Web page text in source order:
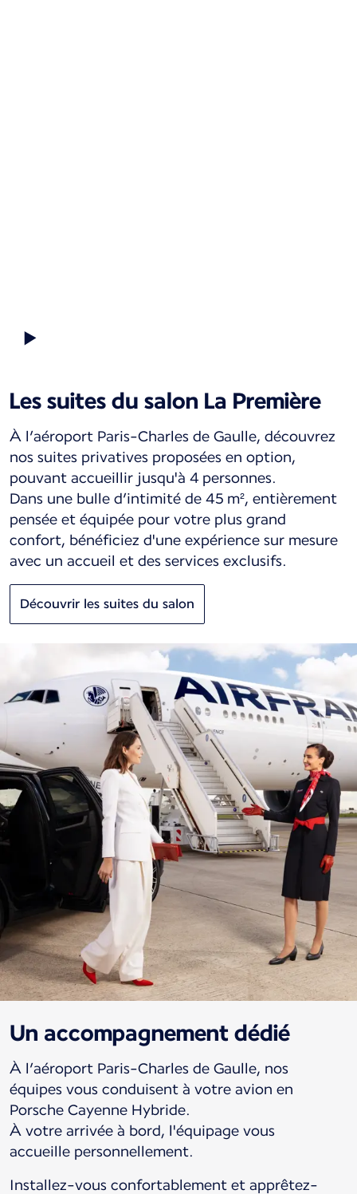
Les suites du salon La Première
À l’aéroport Paris-Charles de Gaulle, découvrez
nos suites privatives proposées en option,
pouvant accueillir jusqu'à 4 personnes.
Dans une bulle d’intimité de 45 m², entièrement
pensée et équipée pour votre plus grand
confort, bénéficiez d'une expérience sur mesure
avec un accueil et des services exclusifs.
Découvrir les suites du salon
Un accompagnement dédié
À l’aéroport Paris-Charles de Gaulle, nos
équipes vous conduisent à votre avion en
Porsche Cayenne Hybride.
À votre arrivée à bord, l'équipage vous
accueille personnellement.
Installez-vous confortablement et apprêtez-